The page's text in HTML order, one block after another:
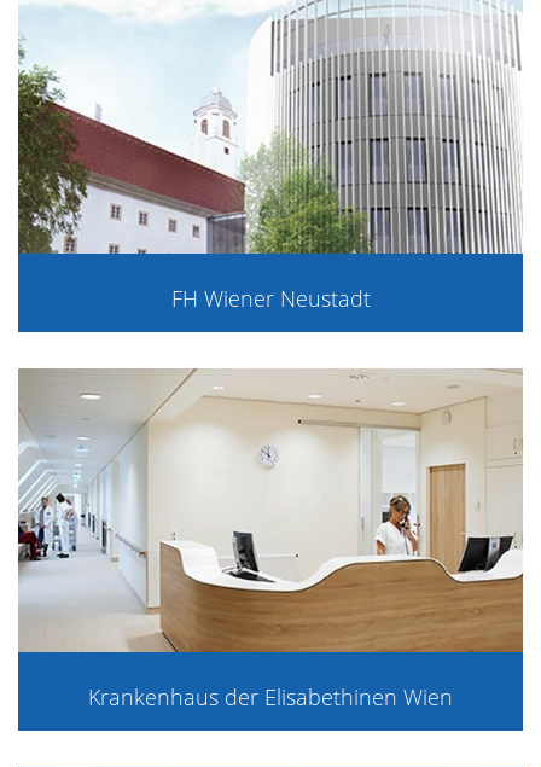
FH Wiener Neustadt
Krankenhaus der Elisabethinen Wien